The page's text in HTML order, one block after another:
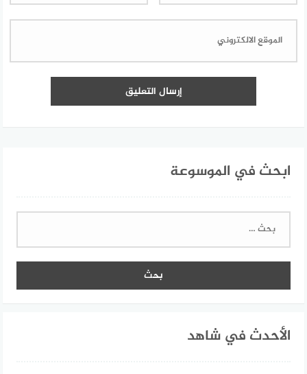
ابحث في الموسوعة
البحث
الأحدث في شاهد